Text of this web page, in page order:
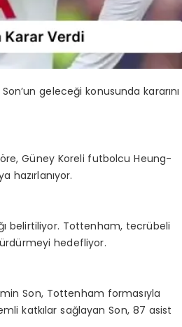
geleceği konusunda kararını
Güney Koreli futbolcu Heung-
hazırlanıyor.
belirtiliyor. Tottenham, tecrübeli
hedefliyor.
Son, Tottenham formasıyla
katkılar sağlayan Son, 87 asist